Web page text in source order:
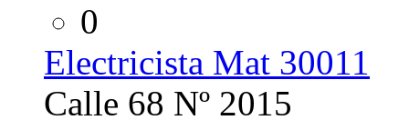
0
Electricista Mat 30011
Calle 68 Nº 2015